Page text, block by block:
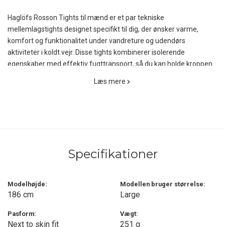
Haglöfs Rosson Tights til mænd er et par tekniske
mellemlagstights designet specifikt til dig, der ønsker varme,
komfort og funktionalitet under vandreture og udendørs
aktiviteter i koldt vejr. Disse tights kombinerer isolerende
egenskaber med effektiv fugttransport, så du kan holde kroppen
lag på kølige efterårsdage og som et effektivt isolerende
For at øge komforten er Rosson Tights konstrueret med forskudte
særligt vigtigt, når de bruges under yderlag. Faconsyede knæ giver
Læs mere
Specifikationer
Modelhøjde:
186 cm
Modellen bruger størrelse:
Large
Pasform:
Next to skin fit
Vægt:
251 g